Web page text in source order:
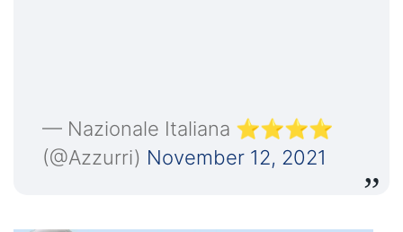
— Nazionale Italiana ⭐️⭐️⭐️⭐️
(@Azzurri) November 12, 2021